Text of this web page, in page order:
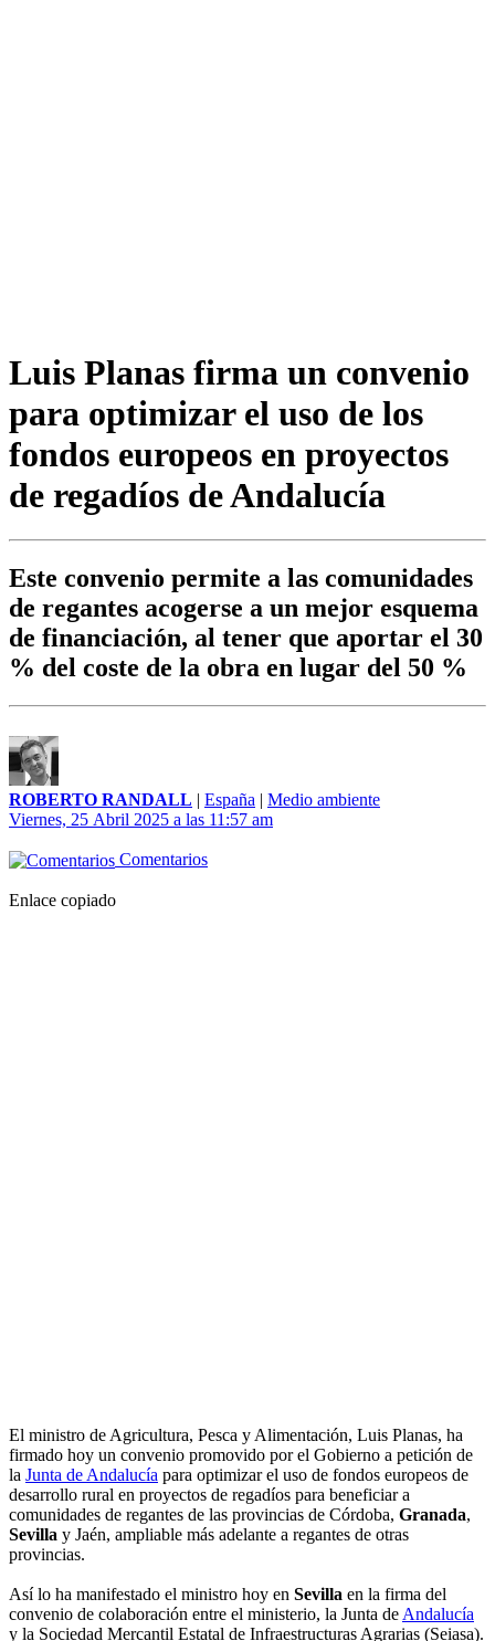
Luis Planas firma un convenio
para optimizar el uso de los
fondos europeos en proyectos
de regadíos de Andalucía
Este convenio permite a las comunidades
de regantes acogerse a un mejor esquema
de financiación, al tener que aportar el 30
% del coste de la obra en lugar del 50 %
ROBERTO RANDALL | España | Medio ambiente
Viernes, 25 Abril 2025 a las 11:57 am
Comentarios
Enlace copiado
El ministro de Agricultura, Pesca y Alimentación, Luis Planas, ha
firmado hoy un convenio promovido por el Gobierno a petición de
la Junta de Andalucía para optimizar el uso de fondos europeos de
desarrollo rural en proyectos de regadíos para beneficiar a
comunidades de regantes de las provincias de Córdoba, Granada,
Sevilla y Jaén, ampliable más adelante a regantes de otras
provincias.
Así lo ha manifestado el ministro hoy en Sevilla en la firma del
convenio de colaboración entre el ministerio, la Junta de Andalucía
y la Sociedad Mercantil Estatal de Infraestructuras Agrarias (Seiasa).